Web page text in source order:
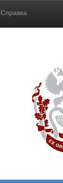
Справка